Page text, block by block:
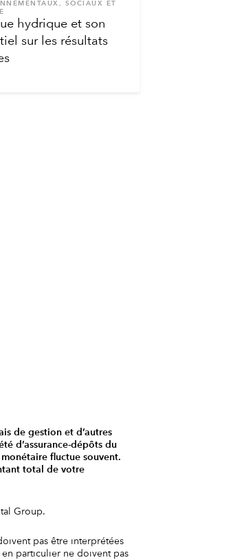
SOCIAUX ET
hydrique et son
sur les résultats
de gestion et d’autres
d’assurance-dépôts du
fluctue souvent.
total de votre
Group.
pas être interprétées
particulier ne doivent pas